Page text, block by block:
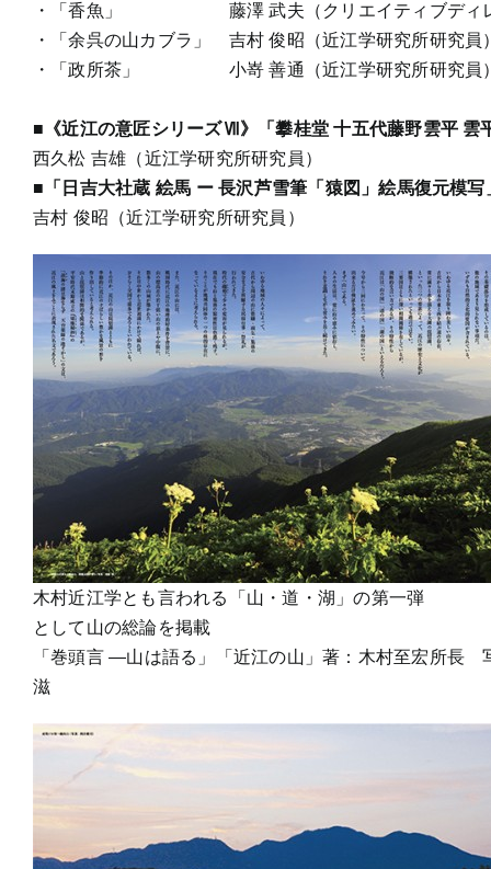
・「香魚」 藤澤 武夫（クリエイティブディレ
・「余呉の山カブラ」 吉村 俊昭（近江学研究所研究員
・「政所茶」 小嵜 善通（近江学研究所研究員
■《近江の意匠シリーズⅦ》「攀桂堂 十五代藤野雲平 雲
西久松 吉雄（近江学研究所研究員）
■「日吉大社蔵 絵馬 ー 長沢芦雪筆「猿図」絵馬復元模写
吉村 俊昭（近江学研究所研究員）
木村近江学とも言われる「山・道・湖」の第一弾
として山の総論を掲載
「巻頭言 ―山は語る」「近江の山」著：木村至宏所長
滋